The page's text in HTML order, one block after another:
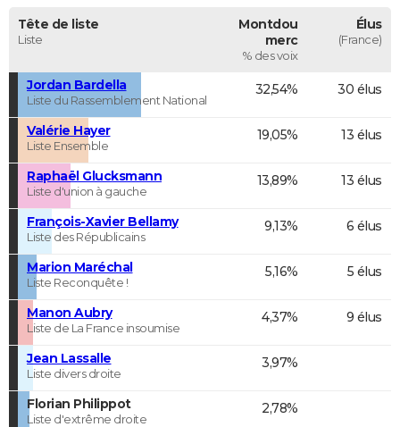
Tête de liste
Liste
Montdou
merc
% des voix
Élus
(France)
Jordan Bardella
Liste du Rassemblement National
32,54% 30 élus
Valérie Hayer
Liste Ensemble
19,05% 13 élus
Raphaël Glucksmann
Liste d'union à gauche
13,89% 13 élus
François-Xavier Bellamy
Liste des Républicains
9,13% 6 élus
Marion Maréchal
Liste Reconquête !
5,16% 5 élus
Manon Aubry
Liste de La France insoumise
4,37% 9 élus
Jean Lassalle
Liste divers droite
3,97%
Florian Philippot
Liste d'extrême droite
2,78%